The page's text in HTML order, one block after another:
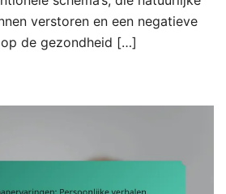
verstoren en een negatieve
de gezondheid […]